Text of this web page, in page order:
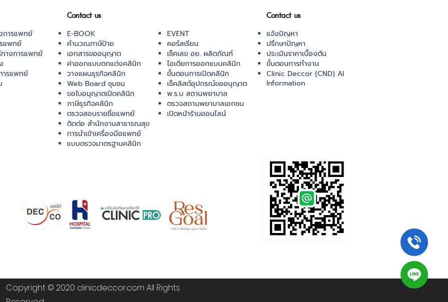
ารแพทย์
แพทย์
ทางการแพทย์
ารแพทย์
Contact us
E-BOOK
คำนวณภาษีป้าย
เอกสารขออนุญาต
ค่าออกแบบตกแต่งคลินิก
วางแผนธุรกิจคลินิก
Web Board ชุมชน
ขอใบอนุญาตเปิดคลินิก
ภาษีธุรกิจคลินิก
ตรวจสอบรายชื่อแพทย์
ติดต่อ สำนักงานสาธารณสุข
การนำเข้าเครื่องมือแพทย์
แบบตรวจมาตรฐานคลินิก
Contact us
EVENT
คอร์สเรียน
เช็คเลข อย. ผลิตภัณฑ์
ไอเดียการออกแบบคลินิก
ขั้นตอนการเปิดคลินิก
เช็คลิสต์อุปกรณ์ขออนุญาต
พ.ร.บ สถานพยาบาล
ตรวจสถานพยาบาลเอกชน
เปิดหน้าร้านออนไลน์
แจ้งปัญหา
ปรึกษาปัญหา
ประเมินราคาเบื้องต้น
ขั้นตอนการทำงาน
Clinic Deccor (CND) AI
Information
Copyright © 2020 clinicdeccor.com All Rights